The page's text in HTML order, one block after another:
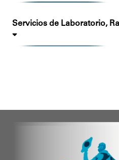
Servicios de Laboratorio,